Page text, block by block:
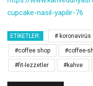
cupcake-nasil-yapilir-76
ETIKETLER: # koronavirüs
#coffee shop #coffee-
#fit-lezzetler #kahve